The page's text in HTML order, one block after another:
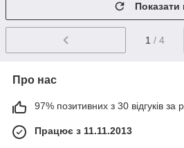
Показати
1 / 4
Про нас
97% позитивних з 30 відгуків за
Працює з 11.11.2013